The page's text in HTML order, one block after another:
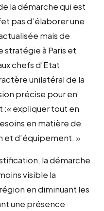
la démarche qui est
pas d’élaborer une
mais de
à Paris et
chefs d’Etat
unilatéral de la
précise pour en
:« expliquer tout en
en matière de
d’équipement. »
la démarche
visible la
en diminuant les
une présence